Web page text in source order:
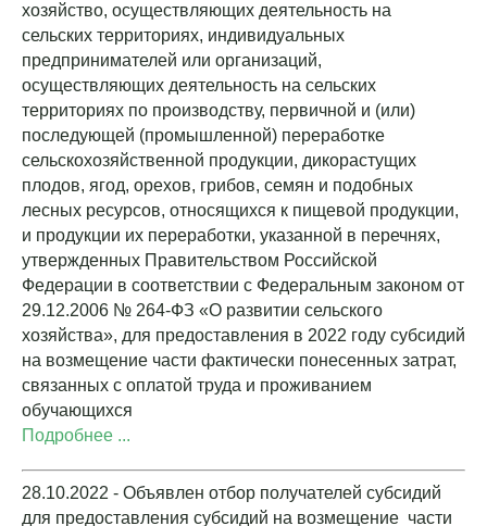
хозяйство, осуществляющих деятельность на
сельских территориях, индивидуальных
предпринимателей или организаций,
осуществляющих деятельность на сельских
территориях по производству, первичной и (или)
последующей (промышленной) переработке
сельскохозяйственной продукции, дикорастущих
плодов, ягод, орехов, грибов, семян и подобных
лесных ресурсов, относящихся к пищевой продукции,
и продукции их переработки, указанной в перечнях,
утвержденных Правительством Российской
Федерации в соответствии с Федеральным законом от
29.12.2006 № 264-ФЗ «О развитии сельского
хозяйства», для предоставления в 2022 году субсидий
на возмещение части фактически понесенных затрат,
связанных с оплатой труда и проживанием
обучающихся
Подробнее ...
28.10.2022 - Объявлен отбор получателей субсидий
для предоставления субсидий на возмещение части